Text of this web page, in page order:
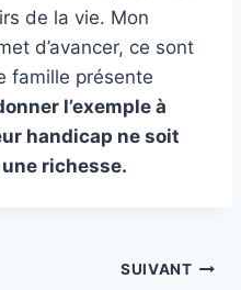
de la vie. Mon
d’avancer, ce sont
famille présente
l’exemple à
handicap ne soit
richesse.
SUIVANT